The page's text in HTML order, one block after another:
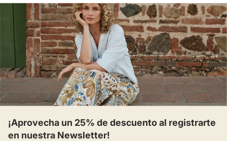
¡Aprovecha un 25% de descuento al registrarte
en nuestra Newsletter!